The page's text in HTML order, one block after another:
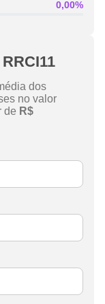
0,00%
dos
no valor
de R$